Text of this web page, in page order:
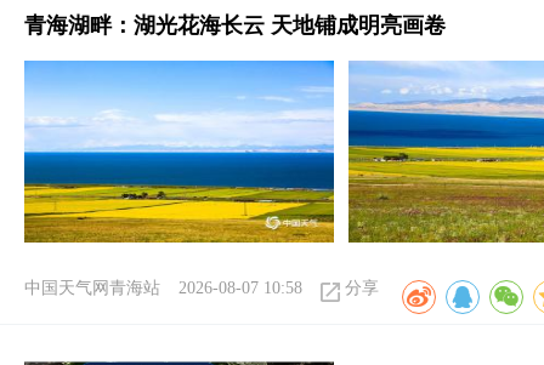
青海湖畔：湖光花海长云 天地铺成明亮画卷
中国天气网青海站 2026-08-07 10:58 分享